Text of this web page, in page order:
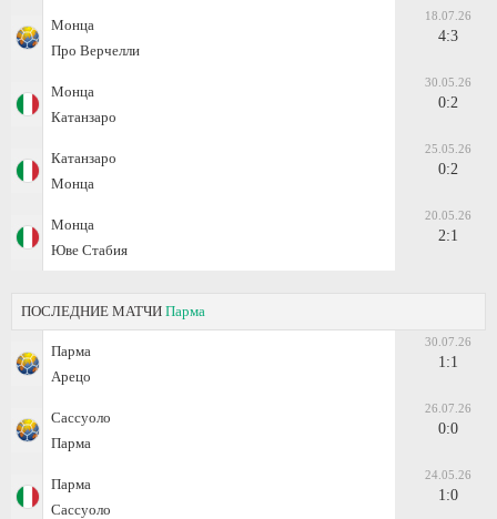
Монца
Про Верчелли
18.07.26
4:3
Монца
Катанзаро
30.05.26
0:2
Катанзаро
Монца
25.05.26
0:2
Монца
Юве Стабия
20.05.26
2:1
ПОСЛЕДНИЕ МАТЧИ Парма
Парма
Арецо
30.07.26
1:1
Сассуоло
Парма
26.07.26
0:0
Парма
Сассуоло
24.05.26
1:0